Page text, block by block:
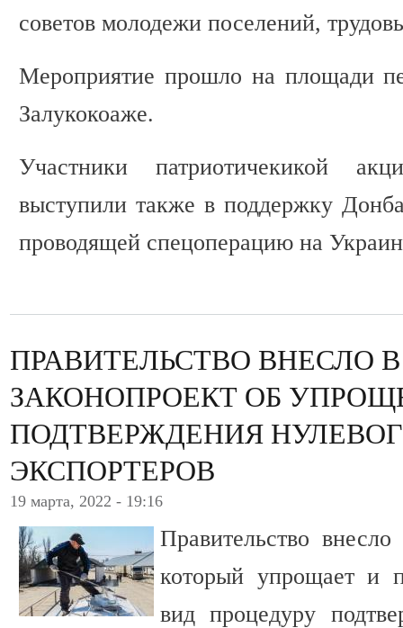
советов молодежи поселений,
Мероприятие прошло на площади
Залукокоаже.
Участники патриотичекикой
выступили также в поддержку
проводящей спецоперацию на
ПРАВИТЕЛЬСТВО ВНЕСЛО
ЗАКОНОПРОЕКТ ОБ
ПОДТВЕРЖДЕНИЯ
ЭКСПОРТЕРОВ
19 марта, 2022 - 19:16
Правительство
который упрощает и
вид процедуру